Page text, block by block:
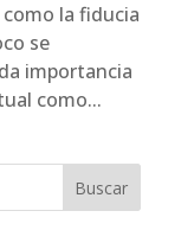
la fiducia
se
importancia
como...